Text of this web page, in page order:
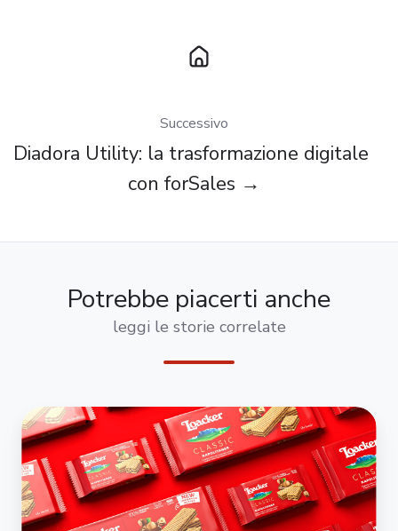
Successivo
Diadora Utility: la trasformazione digitale
con forSales →
Potrebbe piacerti anche
leggi le storie correlate
Loacker
Sceglie
forSales
per
l'Out